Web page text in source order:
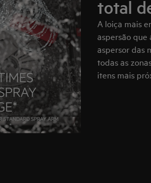
total
A loiça mais
aspersão que
aspersor das
todas as
itens mais